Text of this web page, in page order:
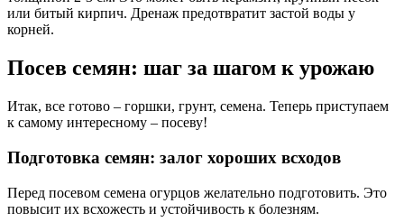
или битый кирпич. Дренаж предотвратит застой воды у
корней.
Посев семян: шаг за шагом к урожаю
Итак, все готово – горшки, грунт, семена. Теперь приступаем
к самому интересному – посеву!
Подготовка семян: залог хороших всходов
Перед посевом семена огурцов желательно подготовить. Это
повысит их всхожесть и устойчивость к болезням.